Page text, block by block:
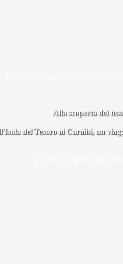
Alla scoperta dei
del Tesoro ai Caraibi, un